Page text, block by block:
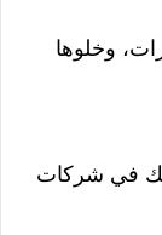
وخلوها
في شركات